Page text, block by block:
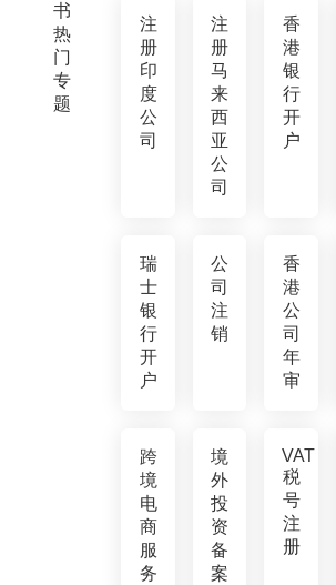
书
热
门
专
题
注
册
印
度
公
司
注
册
马
来
西
亚
公
司
香
港
银
行
开
户
瑞
士
银
行
开
户
公
司
注
销
香
港
公
司
年
审
跨
境
电
商
服
务
境
外
投
资
备
案
VAT
税
号
注
册